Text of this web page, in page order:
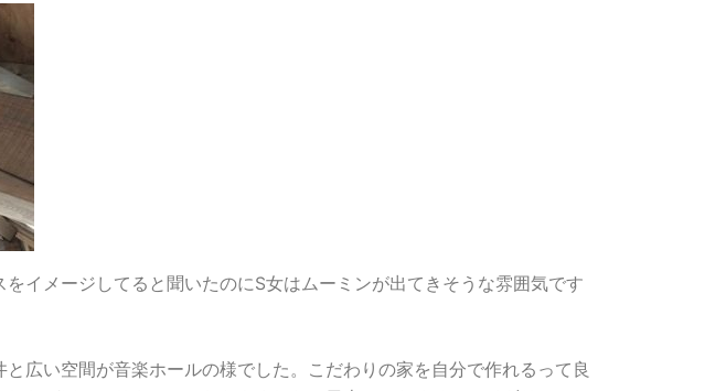
イメージしてると聞いたのにS女はムーミンが出てきそうな雰囲気です
広い空間が音楽ホールの様でした。こだわりの家を自分で作れるって良